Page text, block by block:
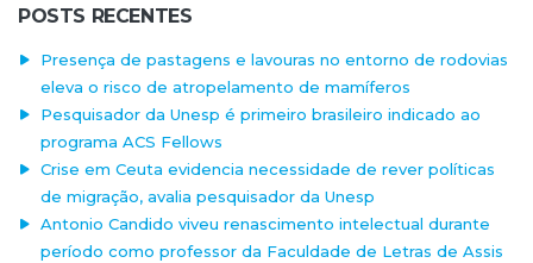
POSTS RECENTES
Presença de pastagens e lavouras no entorno de rodovias
eleva o risco de atropelamento de mamíferos
Pesquisador da Unesp é primeiro brasileiro indicado ao
programa ACS Fellows
Crise em Ceuta evidencia necessidade de rever políticas
de migração, avalia pesquisador da Unesp
Antonio Candido viveu renascimento intelectual durante
período como professor da Faculdade de Letras de Assis